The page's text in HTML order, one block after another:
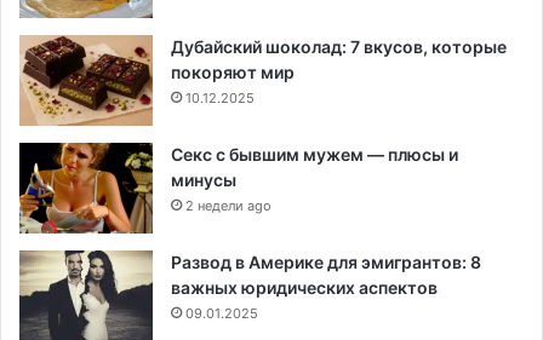
Дубайский шоколад: 7 вкусов, которые
покоряют мир
10.12.2025
Секс с бывшим мужем — плюсы и
минусы
2 недели ago
Развод в Америке для эмигрантов: 8
важных юридических аспектов
09.01.2025